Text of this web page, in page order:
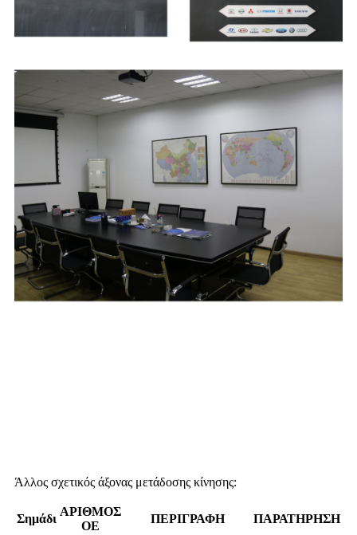
Άλλος σχετικός άξονας μετάδοσης κίνησης:
Σημάδι
ΑΡΙΘΜΟΣ
ΟΕ
ΠΕΡΙΓΡΑΦΗ ΠΑΡΑΤΗΡΗΣΗ